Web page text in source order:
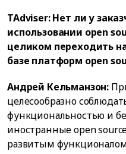
TAdviser: Нет ли у
использовании open
целиком переходить
базе платформ open
Андрей Кельманзон:
целесообразно
функциональностью и
иностранные open
развитым